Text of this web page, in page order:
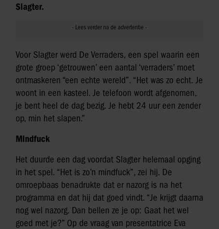
Slagter.
Voor Slagter werd De Verraders, een spel waarin een
grote groep ‘getrouwen’ een aantal ‘verraders’ moet
ontmaskeren “een echte wereld”. “Het was zo echt. Je
woont in een kasteel. Je telefoon wordt afgenomen,
je bent heel de dag bezig. Je hebt 24 uur een zender
op, min het slapen.”
Mindfuck
Het duurde een dag voordat Slagter helemaal opging
in het spel. “Het is zo’n mindfuck”, zei hij. De
omroepbaas benadrukte dat er nazorg is na het
programma en dat hij dat goed vindt. “Je krijgt daarna
nog wel nazorg. Dan bellen ze je op: Gaat het wel
goed met je?” Op de vraag van presentatrice Eva